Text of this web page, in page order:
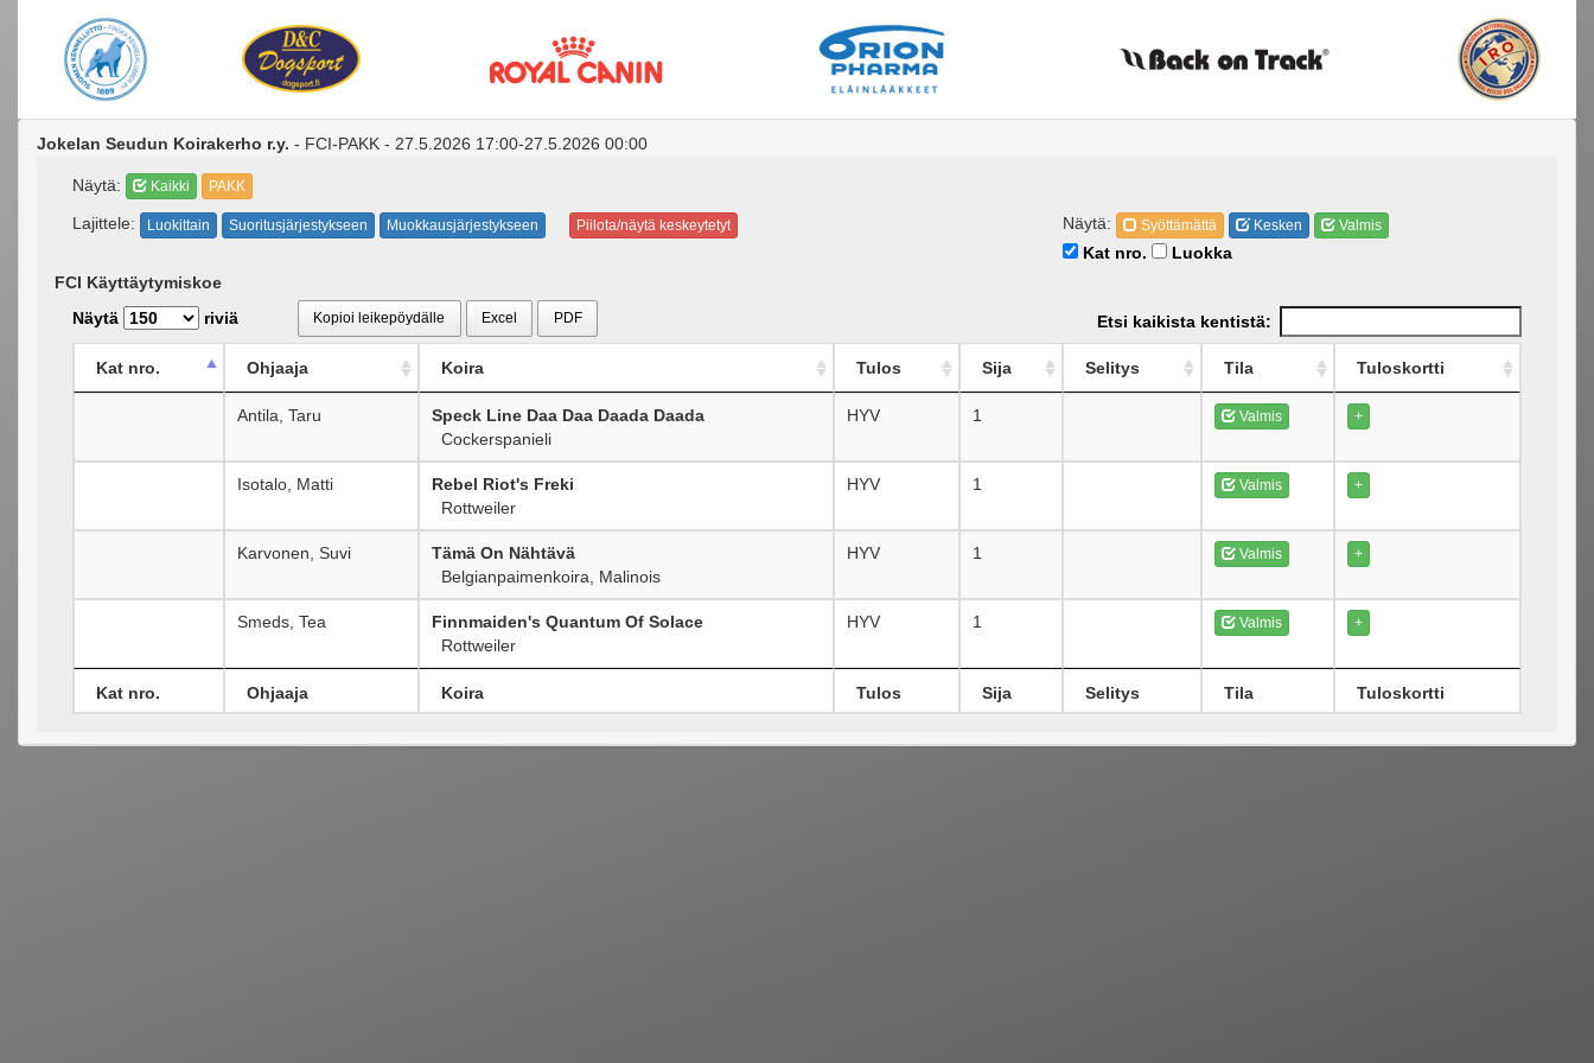
Jokelan Seudun Koirakerho r.y. - FCI-PAKK - 27.5.2026 17:00-27.5.2026 00:00
Näytä: Kaikki PAKK
Lajittele: Luokittain Suoritusjärjestykseen Muokkausjärjestykseen Piilota/näytä keskeytetyt Näytä: Syöttämättä Kesken Valmis
Kat nro.
Luokka
FCI Käyttäytymiskoe
Näytä
riviä Kopioi leikepöydälle Excel PDF Etsi kaikista kentistä:
Kat nro. Ohjaaja Koira Tulos Sija Selitys Tila Tuloskortti
Antila, Taru
Speck Line Daa Daa Daada Daada
Cockerspanieli
HYV 1 Valmis +
Isotalo, Matti
Rebel Riot's Freki
Rottweiler
HYV 1 Valmis +
Karvonen, Suvi
Tämä On Nähtävä
Belgianpaimenkoira, Malinois
HYV 1 Valmis +
Smeds, Tea
Finnmaiden's Quantum Of Solace
Rottweiler
HYV 1 Valmis +
Kat nro. Ohjaaja Koira Tulos Sija Selitys Tila Tuloskortti